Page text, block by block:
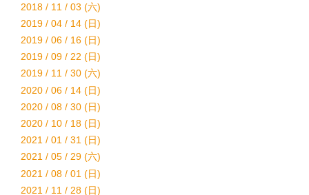
2018 / 11 / 03 (六)
2019 / 04 / 14 (日)
2019 / 06 / 16 (日)
2019 / 09 / 22 (日)
2019 / 11 / 30 (六)
2020 / 06 / 14 (日)
2020 / 08 / 30 (日)
2020 / 10 / 18 (日)
2021 / 01 / 31 (日)
2021 / 05 / 29 (六)
2021 / 08 / 01 (日)
2021 / 11 / 28 (日)